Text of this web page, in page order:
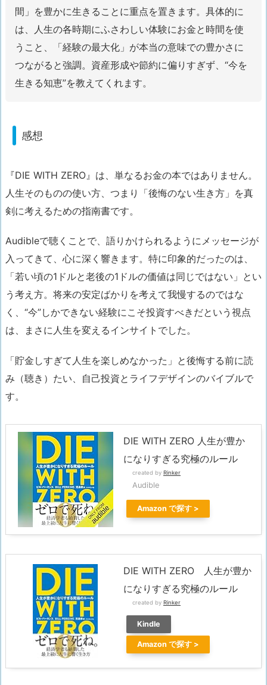
間」を豊かに生きることに重点を置きます。具体的に
は、人生の各時期にふさわしい体験にお金と時間を使
うこと、「経験の最大化」が本当の意味での豊かさに
つながると強調。資産形成や節約に偏りすぎず、“今を
生きる知恵”を教えてくれます。
感想
『DIE WITH ZERO』は、単なるお金の本ではありません。
人生そのものの使い方、つまり「後悔のない生き方」を真
剣に考えるための指南書です。
Audibleで聴くことで、語りかけられるようにメッセージが
入ってきて、心に深く響きます。特に印象的だったのは、
「若い頃の1ドルと老後の1ドルの価値は同じではない」とい
う考え方。将来の安定ばかりを考えて我慢するのではな
く、“今”しかできない経験にこそ投資すべきだという視点
は、まさに人生を変えるインサイトでした。
「貯金しすぎて人生を楽しめなかった」と後悔する前に読
み（聴き）たい、自己投資とライフデザインのバイブルで
す。
DIE WITH ZERO 人生が豊か
になりすぎる究極のルール
created by Rinker
Audible
Amazon
DIE WITH ZERO 人生が豊か
になりすぎる究極のルール
created by Rinker
Kindle
Amazon